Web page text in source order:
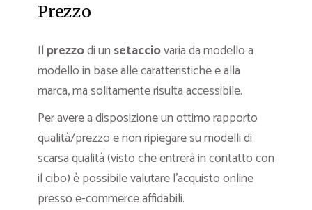
Prezzo
Il prezzodi un setacciovaria da modello a
modello in base alle caratteristiche e alla
marca, ma solitamente risulta accessibile.
Per avere a disposizione un ottimo rapporto
qualità/prezzo e non ripiegare su modelli di
scarsa qualità (visto che entrerà in contatto con
il cibo) è possibile valutare l’acquisto online
presso e-commerce affidabili.